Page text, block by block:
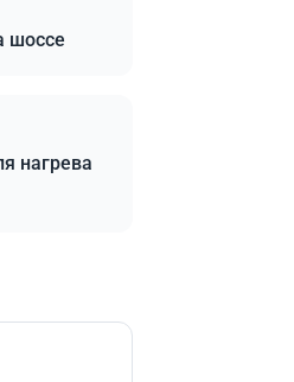
шоссе
нагрева